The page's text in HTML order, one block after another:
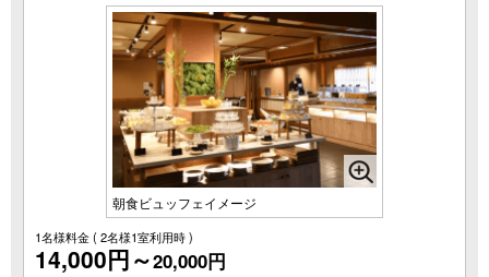
朝食ビュッフェイメージ
1名様料金( 2名様1室利用時 )
14,000円～20,000円